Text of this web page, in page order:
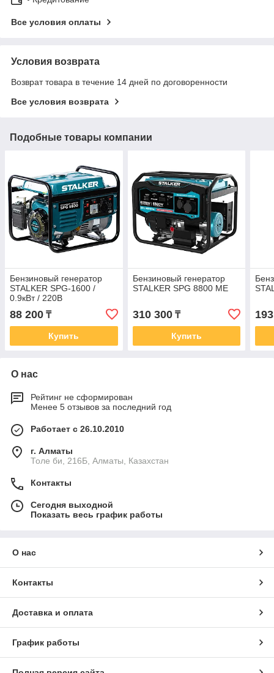
Все условия оплаты
Условия возврата
Возврат товара в течение 14 дней по договоренности
Все условия возврата
Подобные товары компании
Бензиновый генератор
STALKER SPG-1600 /
0.9кВт / 220В
88 200 ₸
Купить
Бензиновый генератор
STALKER SPG 8800 ME
310 300₸
Купить
О нас
Рейтинг не сформирован
Менее 5 отзывов за последний год
Работает с 26.10.2010
г. Алматы
Толе би, 216Б, Алматы, Казахстан
Контакты
Сегодня выходной
Показать весь график работы
О нас
Контакты
Доставка и оплата
График работы